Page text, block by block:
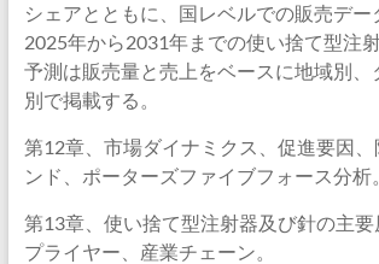
シェアとともに、国レベルでの販売デー
2025年から2031年までの使い捨て型注
予測は販売量と売上をベースに地域別、
別で掲載する。
第12章、市場ダイナミクス、促進要因
ンド、ポーターズファイブフォース分析。
第13章、使い捨て型注射器及び針の主
プライヤー、産業チェーン。